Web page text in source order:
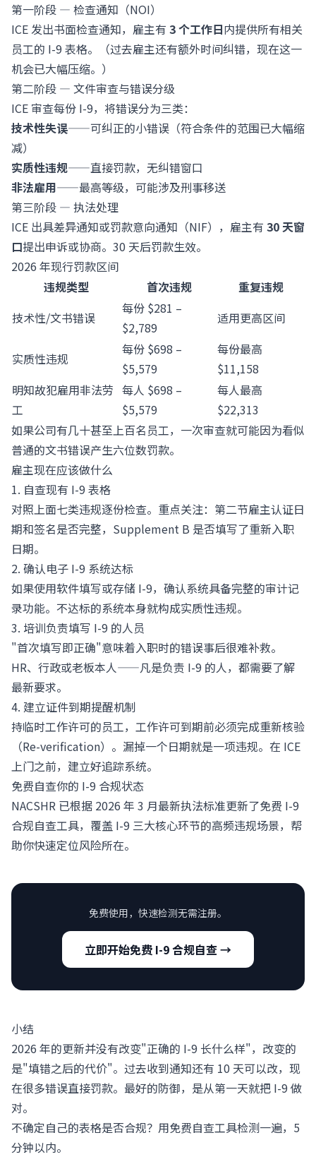
第一阶段 — 检查通知（NOI）
ICE 发出书面检查通知，雇主有 3 个工作日内提供所有相关
员工的 I-9 表格。（过去雇主还有额外时间纠错，现在这一
机会已大幅压缩。）
第二阶段 — 文件审查与错误分级
ICE 审查每份 I-9，将错误分为三类：
技术性失误——可纠正的小错误（符合条件的范围已大幅缩
减）
实质性违规——直接罚款，无纠错窗口
非法雇用——最高等级，可能涉及刑事移送
第三阶段 — 执法处理
ICE 出具差异通知或罚款意向通知（NIF），雇主有 30 天窗
口提出申诉或协商。30 天后罚款生效。
2026 年现行罚款区间
违规类型
首次违规
重复违规
技术性/文书错误
每份 $281 –
$2,789
适用更高区间
实质性违规
每份 $698 –
$5,579
每份最高
$11,158
明知故犯雇用非法劳
工
每人 $698 –
$5,579
每人最高
$22,313
如果公司有几十甚至上百名员工，一次审查就可能因为看似
普通的文书错误产生六位数罚款。
雇主现在应该做什么
1. 自查现有 I-9 表格
对照上面七类违规逐份检查。重点关注：第二节雇主认证日
期和签名是否完整，Supplement B 是否填写了重新入职
日期。
2. 确认电子 I-9 系统达标
如果使用软件填写或存储 I-9，确认系统具备完整的审计记
录功能。不达标的系统本身就构成实质性违规。
3. 培训负责填写 I-9 的人员
"首次填写即正确"意味着入职时的错误事后很难补救。
HR、行政或老板本人——凡是负责 I-9 的人，都需要了解
最新要求。
4. 建立证件到期提醒机制
持临时工作许可的员工，工作许可到期前必须完成重新核验
（Re-verification）。漏掉一个日期就是一项违规。在 ICE
上门之前，建立好追踪系统。
免费自查你的 I-9 合规状态
NACSHR 已根据 2026 年 3 月最新执法标准更新了免费 I-9
合规自查工具，覆盖 I-9 三大核心环节的高频违规场景，帮
助你快速定位风险所在。
免费使用，快速检测无需注册。
立即开始免费 I-9 合规自查 →
小结
2026 年的更新并没有改变"正确的 I-9 长什么样"，改变的
是"填错之后的代价"。过去收到通知还有 10 天可以改，现
在很多错误直接罚款。最好的防御，是从第一天就把 I-9 做
对。
不确定自己的表格是否合规？用免费自查工具检测一遍，5
分钟以内。